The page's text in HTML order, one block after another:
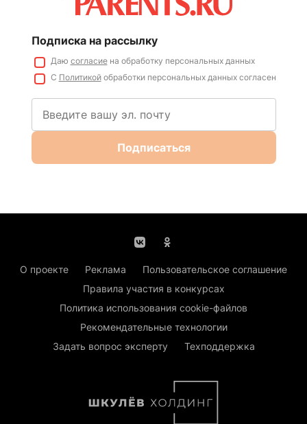
Подписка на рассылку
Даю согласиена обработку персональных данных
С Политикойобработки персональных данных согласен
Подписаться
О проекте Реклама
Пользовательское соглашение
Правила участия в конкурсах
Политика использования cookie-файлов
Рекомендательные технологии
Задать вопрос эксперту
Техподдержка